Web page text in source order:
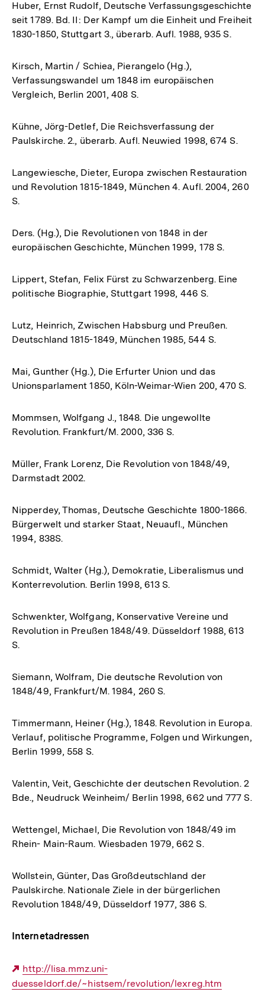
Huber, Ernst Rudolf, Deutsche Verfassungsgeschichte
seit 1789. Bd. II: Der Kampf um die Einheit und Freiheit
1830-1850, Stuttgart 3., überarb. Aufl. 1988, 935 S.
Kirsch, Martin / Schiea, Pierangelo (Hg.),
Verfassungswandel um 1848 im europäischen
Vergleich, Berlin 2001, 408 S.
Kühne, Jörg-Detlef, Die Reichsverfassung der
Paulskirche. 2., überarb. Aufl. Neuwied 1998, 674 S.
Langewiesche, Dieter, Europa zwischen Restauration
und Revolution 1815-1849, München 4. Aufl. 2004, 260
S.
Ders. (Hg.), Die Revolutionen von 1848 in der
europäischen Geschichte, München 1999, 178 S.
Lippert, Stefan, Felix Fürst zu Schwarzenberg. Eine
politische Biographie, Stuttgart 1998, 446 S.
Lutz, Heinrich, Zwischen Habsburg und Preußen.
Deutschland 1815-1849, München 1985, 544 S.
Mai, Gunther (Hg.), Die Erfurter Union und das
Unionsparlament 1850, Köln-Weimar-Wien 200, 470 S.
Mommsen, Wolfgang J., 1848. Die ungewollte
Revolution. Frankfurt/M. 2000, 336 S.
Müller, Frank Lorenz, Die Revolution von 1848/49,
Darmstadt 2002.
Nipperdey, Thomas, Deutsche Geschichte 1800-1866.
Bürgerwelt und starker Staat, Neuaufl., München
1994, 838S.
Schmidt, Walter (Hg.), Demokratie, Liberalismus und
Konterrevolution. Berlin 1998, 613 S.
Schwenkter, Wolfgang, Konservative Vereine und
Revolution in Preußen 1848/49. Düsseldorf 1988, 613
S.
Siemann, Wolfram, Die deutsche Revolution von
1848/49, Frankfurt/M. 1984, 260 S.
Timmermann, Heiner (Hg.), 1848. Revolution in Europa.
Verlauf, politische Programme, Folgen und Wirkungen,
Berlin 1999, 558 S.
Valentin, Veit, Geschichte der deutschen Revolution. 2
Bde., Neudruck Weinheim/ Berlin 1998, 662 und 777 S.
Wettengel, Michael, Die Revolution von 1848/49 im
Rhein- Main-Raum. Wiesbaden 1979, 662 S.
Wollstein, Günter, Das Großdeutschland der
Paulskirche. Nationale Ziele in der bürgerlichen
Revolution 1848/49, Düsseldorf 1977, 386 S.
Internetadressen
Externer
Link:
http://lisa.mmz.uni-
duesseldorf.de/~histsem/revolution/lexreg.htm